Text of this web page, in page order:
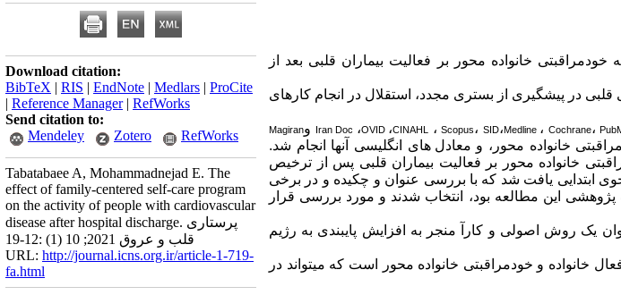
خانواده ­محور بر فعالیت بیماران قلبی بعد از
قلبی در پیشگیری از بستری مجدد، استقلال در انجام کارهای
،Cochrane ، Medline،SID ،Scopus ، CINAHL، OVID، Iran Doc وMagiran
خانواده محور، و معادل ­های انگلیسی آنها انجام شد.
خانواده­ محور بر فعالیت بیماران قلبی پس از ترخیص
انتخاب شدند. در مجموع، 98 مقاله در جستجوی ابتدایی یافت شد که با بررسی عنوان و چکیده و در برخی
مورد آن که مطابق با هدف پژوهشی این مطالعه بود، انتخاب شدند و مورد بررسی قرار
یک روش اصولی و کارآ منجر به افزایش پایبندی به رژیم
خانواده و خودمراقبتی خانواده­ محور است که می­تواند در
Download citation:
BibTeX | RIS | EndNote | Medlars | ProCite
| Reference Manager| RefWorks
Send citation to:
Mendeley
Zotero RefWorks
Tabatabaee A, Mohammadnejad E. The
effect of family-centered self-care program
on the activity of people with cardiovascular
disease after hospital discharge. پرستاری
قلب و عروق 2021; 10 (1) :12-19
URL: http://journal.icns.org.ir/article-1-719-
fa.html